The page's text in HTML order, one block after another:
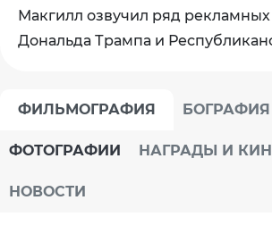
Макгилл озвучил ряд
Дональда Трампа и
ФИЛЬМОГРАФИЯ БОГРАФИЯ
ФОТОГРАФИИ НАГРАДЫ И
НОВОСТИ